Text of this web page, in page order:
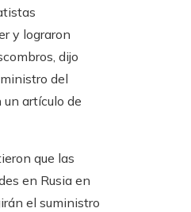
y lograron
dijo
del
un artículo de
que las
en Rusia en
el suministro